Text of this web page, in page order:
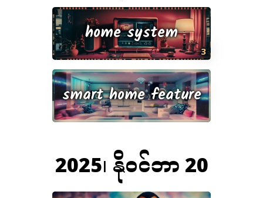
3
home system
smart home feature
2025၊ နိုဝင်ဘာ 20